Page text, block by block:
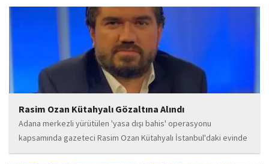
Wilma...
Rasim Ozan Kütahyalı Gözaltına Alındı
Adana merkezli yürütülen 'yasa dışı bahis' operasyonu
kapsamında gazeteci Rasim Ozan Kütahyalı İstanbul'daki evinde
gözaltına alındı.